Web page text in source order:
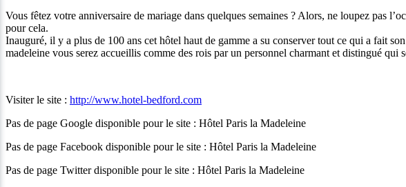
Vous fêtez votre anniversaire de mariage dans quelques semaines ? Alors, ne loupez pas
pour cela.
Inauguré, il y a plus de 100 ans cet hôtel haut de gamme a su conserver tout ce qui a fait
madeleine vous serez accueillis comme des rois par un personnel charmant et distingué
Visiter le site : http://www.hotel-bedford.com
Pas de page Google disponible pour le site : Hôtel Paris la Madeleine
Pas de page Facebook disponible pour le site : Hôtel Paris la Madeleine
Pas de page Twitter disponible pour le site : Hôtel Paris la Madeleine